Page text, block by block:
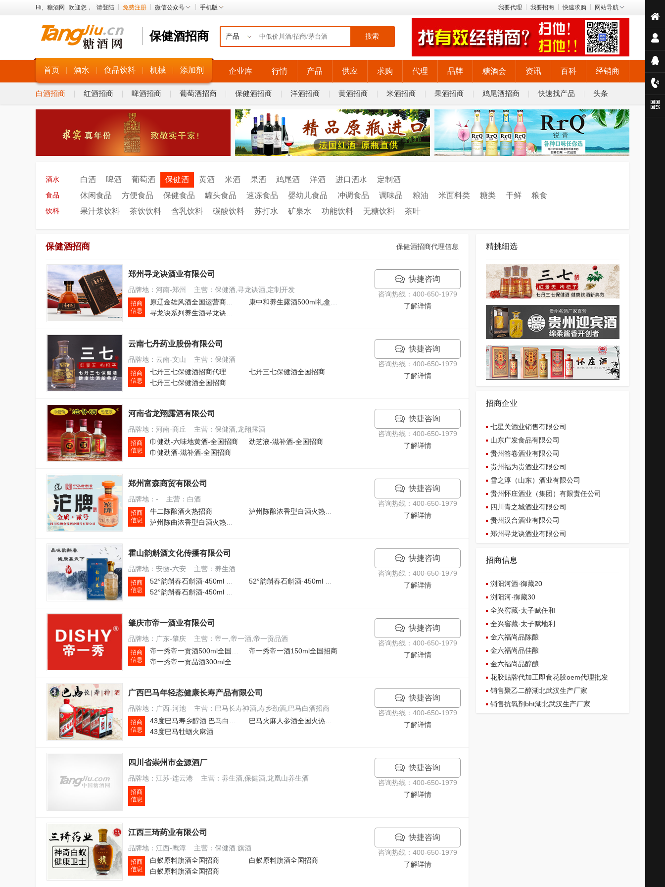
Hi, 糖酒网 欢迎您， 请登陆 免费注册 微信公众号 手机版 我要代理 我要招商 快速求购 网站导航
保健酒招商 搜索
首页 酒水 食品饮料 机械 添加剂 企业库 行情 产品 供应 求购 代理 品牌 糖酒会 资讯 百科 经销商
白酒招商 红酒招商 啤酒招商 葡萄酒招商 保健酒招商 洋酒招商 黄酒招商 米酒招商 果酒招商 鸡尾酒招商 快速找产品 头条
酒水 白酒 啤酒 葡萄酒 保健酒 黄酒 米酒 果酒 鸡尾酒 洋酒 进口酒水 定制酒
食品 休闲食品 方便食品 保健食品 罐头食品 速冻食品 婴幼儿食品 冲调食品 调味品 粮油 米面料类 糖类 干鲜 粮食
饮料 果汁浆饮料 茶饮饮料 含乳饮料 碳酸饮料 苏打水 矿泉水 功能饮料 无糖饮料 茶叶
保健酒招商 保健酒招商代理信息
郑州寻龙诀酒业有限公司
品牌地：河南-郑州 主营：保健酒,寻龙诀酒,定制开发
招商
信息
快捷咨询
咨询热线：400-650-1979
了解详情
云南七丹药业股份有限公司
品牌地：云南-文山 主营：保健酒
招商
信息
七丹三七保健酒招商代理
七丹三七保健酒全国招商
七丹三七保健酒全国招商
快捷咨询
咨询热线：400-650-1979
了解详情
河南省龙翔露酒有限公司
品牌地：河南-商丘 主营：保健酒,龙翔露酒
招商
信息
巾健劲-六味地黄酒-全国招商
劲芝液-滋补酒-全国招商
巾健劲酒-滋补酒-全国招商
快捷咨询
咨询热线：400-650-1979
了解详情
郑州富森商贸有限公司
品牌地：- 主营：白酒
招商
信息
牛二陈酿酒火热招商
快捷咨询
咨询热线：400-650-1979
了解详情
霍山韵斛酒文化传播有限公司
品牌地：安徽-六安 主营：养生酒
招商
信息
快捷咨询
咨询热线：400-650-1979
了解详情
肇庆市帝一酒业有限公司
品牌地：广东-肇庆 主营：帝一,帝一酒,帝一贡品酒
招商
信息
帝一秀帝一酒150ml全国招商
快捷咨询
咨询热线：400-650-1979
了解详情
广西巴马年轻态健康长寿产品有限公司
品牌地：广西-河池 主营：巴马长寿神酒,寿乡劲酒,巴马白酒招商
招商
信息
43度巴马牡蛎火麻酒
快捷咨询
咨询热线：400-650-1979
了解详情
四川省崇州市金源酒厂
品牌地：江苏-连云港 主营：养生酒,保健酒,龙凰山养生酒
招商
信息
快捷咨询
咨询热线：400-650-1979
了解详情
江西三琦药业有限公司
品牌地：江西-鹰潭 主营：保健酒.旗酒
招商
信息
白蚁原料旗酒全国招商
白蚁原料旗酒全国招商
白蚁原料旗酒全国招商
快捷咨询
咨询热线：400-650-1979
了解详情
精挑细选
招商企业
七星关酒业销售有限公司
山东广发食品有限公司
贵州答卷酒业有限公司
贵州福为贵酒业有限公司
雪之淳（山东）酒业有限公司
贵州怀庄酒业（集团）有限责任公司
四川青之城酒业有限公司
贵州汉台酒业有限公司
郑州寻龙诀酒业有限公司
招商信息
浏阳河酒·御藏20
浏阳河·御藏30
全兴窖藏·太子赋任和
全兴窖藏·太子赋地利
金六福尚品陈酿
金六福尚品佳酿
金六福尚品醇酿
花胶贴牌代加工即食花胶oem代理批发
销售聚乙二醇湖北武汉生产厂家
销售抗氧剂bht湖北武汉生产厂家